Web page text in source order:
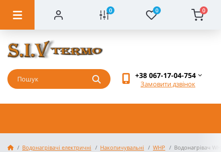
0 0 0
+38 067-17-04-754
Замовити дзвінок
Водонагрівачі електричні Накопичувальні WHP Водонагрівач